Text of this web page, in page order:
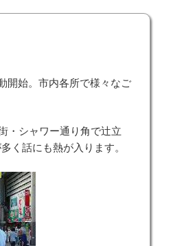
開始。市内各所で様々なご
・シャワー通り角で辻立
く話にも熱が入ります。